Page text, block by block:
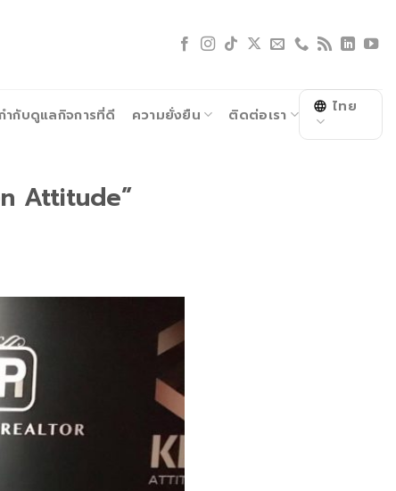
ำกับดูแลกิจการที่ดี ความยั่งยืน ติดต่อเรา ไทย
Attitude”